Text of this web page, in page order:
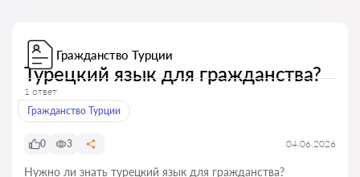
Гражданство Турции
Турецкий язык для гражданства?
1 ответ
Гражданство Турции
0 3 04.06.2026
Нужно ли знать турецкий язык для гражданства?